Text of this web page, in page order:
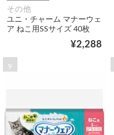
その他
ユニ・チャーム マナーウェ
ア ねこ用SSサイズ 40枚
¥2,288
9